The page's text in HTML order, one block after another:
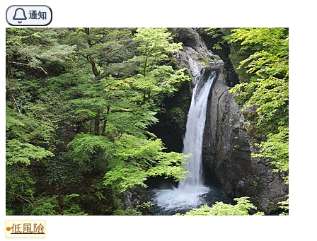
通知
低風險